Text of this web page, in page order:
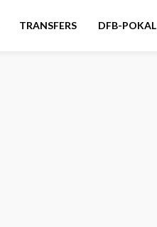
TRANSFERS DFB-POKAL